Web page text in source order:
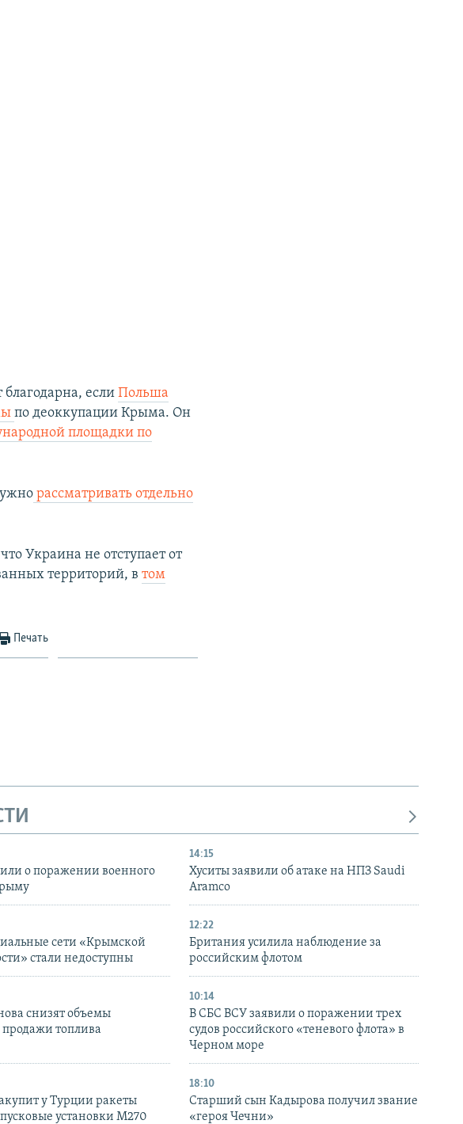
благодарна, еслиПольша
по деоккупации Крыма. Он
площадки по
рассматривать отдельно
Украина не отступает от
территорий, втом
Печать
о поражении военного
14:15
Хуситы заявили об атаке на НПЗ Saudi
Aramco
сети «Крымской
стали недоступны
12:22
Британия усилила наблюдение за
российским флотом
снизят объемы
продажи топлива
10:14
В СБС ВСУ заявили о поражении трех
судов российского «теневого флота» в
Черном море
у Турции ракеты
установки M270
18:10
Старший сын Кадырова получил звание
«героя Чечни»